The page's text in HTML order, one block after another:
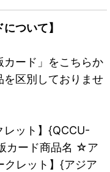
ついて】
カード」をこちらか
を区別しておりませ
レット】{QCCU-
カード商品名 ☆ア
レット】{アジア